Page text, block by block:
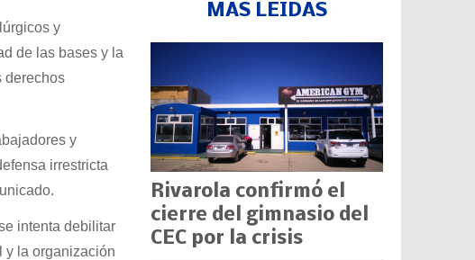
y
de las bases y la
derechos
y
irrestricta
intenta debilitar
y la organización
MÁS LEÍDAS
Rivarola confirmó el
cierre del gimnasio del
CEC por la crisis